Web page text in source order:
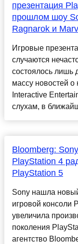
презентация
прошлом шоу
Ragnarok и
Игровые
случаются
состоялось лишь
массу новостей о
Interactive
слухам, в
Bloomberg:
PlayStation 4
PlayStation 5
Sony нашла
игровой консоли
увеличила
поколения
агентство